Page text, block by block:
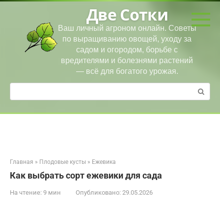
Перейти
Две Сотки
Ваш личный агроном онлайн. Советы
по выращиванию овощей, уходу за
садом и огородом, борьбе с
вредителями и болезнями растений
— всё для богатого урожая.
Поиск:
Главная » Плодовые кусты » Ежевика
Как выбрать сорт ежевики для сада
На чтение: 9 мин Опубликовано: 29.05.2026